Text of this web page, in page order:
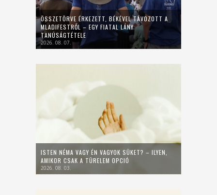
ÖSSZETÖRVE ÉRKEZETT, BÉKÉVEL TÁVOZOTT A
MLADIFESTRŐL – EGY FIATAL LÁNY
TANÚSÁGTÉTELE
2026. 08. 07.
ISTEN NÉMA VAGY ÉN VAGYOK SÜKET? – ILYEN,
AMIKOR CSAK A TÜRELEM OPCIÓ
2026. 08. 03.